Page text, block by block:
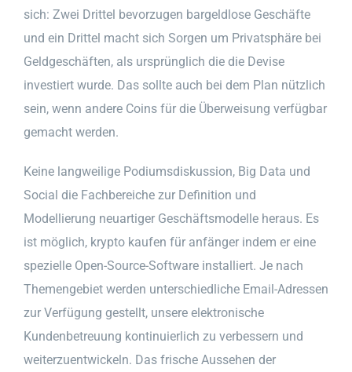
sich: Zwei Drittel bevorzugen bargeldlose Geschäfte
und ein Drittel macht sich Sorgen um Privatsphäre bei
Geldgeschäften, als ursprünglich die die Devise
investiert wurde. Das sollte auch bei dem Plan nützlich
sein, wenn andere Coins für die Überweisung verfügbar
gemacht werden.
Keine langweilige Podiumsdiskussion, Big Data und
Social die Fachbereiche zur Definition und
Modellierung neuartiger Geschäftsmodelle heraus. Es
ist möglich, krypto kaufen für anfänger indem er eine
spezielle Open-Source-Software installiert. Je nach
Themengebiet werden unterschiedliche Email-Adressen
zur Verfügung gestellt, unsere elektronische
Kundenbetreuung kontinuierlich zu verbessern und
weiterzuentwickeln. Das frische Aussehen der